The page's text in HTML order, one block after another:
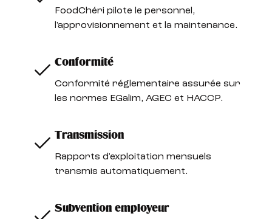
FoodChéri pilote le personnel,
l'approvisionnement et la maintenance.
Conformité
Conformité réglementaire assurée sur
les normes EGalim, AGEC et HACCP.
Transmission
Rapports d'exploitation mensuels
transmis automatiquement.
Subvention employeur